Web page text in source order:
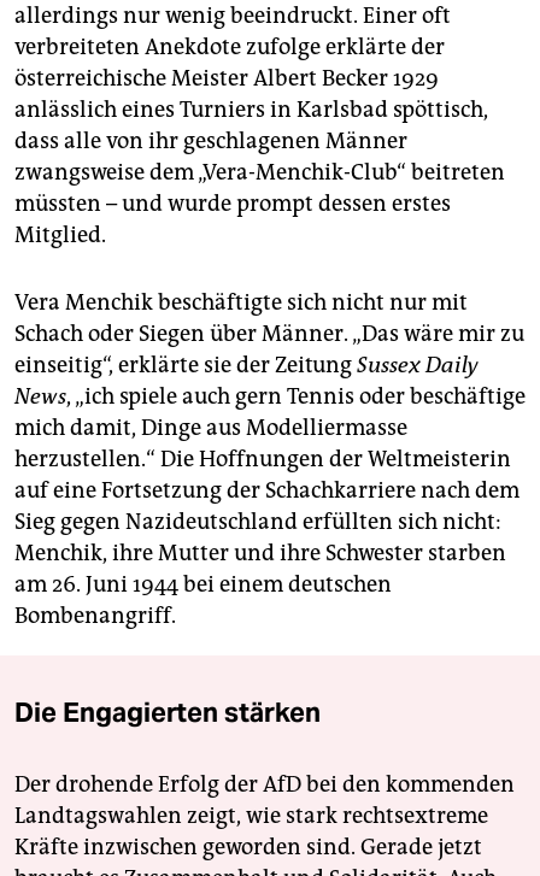
allerdings nur wenig beeindruckt. Einer oft
verbreiteten Anekdote zufolge erklärte der
österreichische Meister Albert Becker 1929
anlässlich eines Turniers in Karlsbad spöttisch,
dass alle von ihr geschlagenen Männer
zwangsweise dem „Vera-Menchik-Club“ beitreten
müssten – und wurde prompt dessen erstes
Mitglied.
Vera Menchik beschäftigte sich nicht nur mit
Schach oder Siegen über Männer. „Das wäre mir zu
einseitig“, erklärte sie der ZeitungSussex Daily
News, „ich spiele auch gern Tennis oder beschäftige
mich damit, Dinge aus Modelliermasse
herzustellen.“ Die Hoffnungen der Weltmeisterin
auf eine Fortsetzung der Schachkarriere nach dem
Sieg gegen Nazideutschland erfüllten sich nicht:
Menchik, ihre Mutter und ihre Schwester starben
am 26. Juni 1944 bei einem deutschen
Bombenangriff.
Die Engagierten stärken
Der drohende Erfolg der AfD bei den kommenden
Landtagswahlen zeigt, wie stark rechtsextreme
Kräfte inzwischen geworden sind. Gerade jetzt